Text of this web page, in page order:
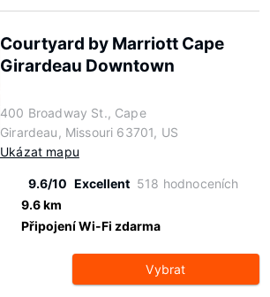
Courtyard by Marriott Cape
Girardeau Downtown
400 Broadway St., Cape
Girardeau, Missouri 63701, US
Ukázat mapu
9.6/10 Excellent 518 hodnoceních
9.6 km
Připojení Wi-Fi zdarma
Vybrat